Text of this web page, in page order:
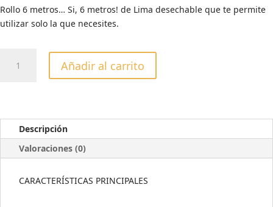
Rollo 6 metros… Si, 6 metros! de Lima desechable que te permite
utilizar solo la que necesites.
FUNDA
cantidad
Añadir al carrito
Descripción
Valoraciones (0)
CARACTERÍSTICAS PRINCIPALES